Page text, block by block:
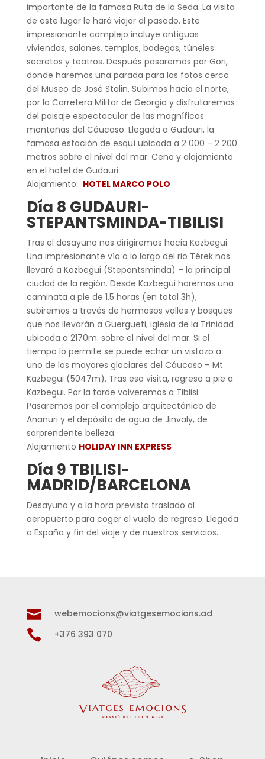
importante de la famosa Ruta de la Seda. La visita
de este lugar le hará viajar al pasado. Este
impresionante complejo incluye antiguas
viviendas, salones, templos, bodegas, túneles
secretos y teatros. Después pasaremos por Gori,
donde haremos una parada para las fotos cerca
del Museo de José Stalin. Subimos hacia el norte,
por la Carretera Militar de Georgia y disfrutaremos
del paisaje espectacular de las magníficas
montañas del Cáucaso. Llegada a Gudauri, la
famosa estación de esquí ubicada a 2 000 – 2 200
metros sobre el nivel del mar. Cena y alojamiento
en el hotel de Gudauri.
Alojamiento: HOTEL MARCO POLO
Día 8 GUDAURI-
STEPANTSMINDA-TIBILISI
Tras el desayuno nos dirigiremos hacia Kazbegui.
Una impresionante vía a lo largo del rio Térek nos
llevará a Kazbegui (Stepantsminda) – la principal
ciudad de la región. Desde Kazbegui haremos una
caminata a pie de 1.5 horas (en total 3h),
subiremos a través de hermosos valles y bosques
que nos llevarán a Guergueti, iglesia de la Trinidad
ubicada a 2170m. sobre el nivel del mar. Si el
tiempo lo permite se puede echar un vistazo a
uno de los mayores glaciares del Cáucaso – Mt
Kazbegui (5047m). Tras esa visita, regreso a pie a
Kazbegui. Por la tarde volveremos a Tiblisi.
Pasaremos por el complejo arquitectónico de
Ananuri y el depósito de agua de Jinvaly, de
sorprendente belleza.
Alojamiento HOLIDAY INN EXPRESS
Día 9 TBILISI-
MADRID/BARCELONA
Desayuno y a la hora prevista traslado al
aeropuerto para coger el vuelo de regreso. Llegada
a España y fin del viaje y de nuestros servicios…
 webemocions@viatgesemocions.ad
 +376 393 070